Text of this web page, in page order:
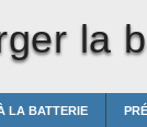
la
LA BATTERIE